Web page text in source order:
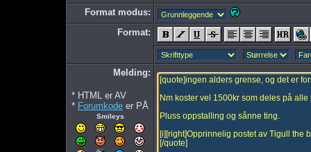
Format modus:
Format:
Melding:
* HTML er AV
* Forumkode er PÅ
Smileys